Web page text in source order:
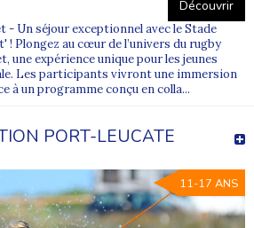
Découvrir
- Un séjour exceptionnel avec le Stade
! Plongez au cœur de l’univers du rugby
une expérience unique pour les jeunes
Les participants vivront une immersion
à un programme conçu en colla...
PORT-LEUCATE
11-17 ANS